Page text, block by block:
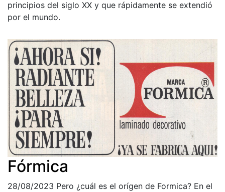
principios del siglo XX y que rápidamente se extendió
por el mundo.
Fórmica
28/08/2023 Pero ¿cuál es el orígen de Formica? En el